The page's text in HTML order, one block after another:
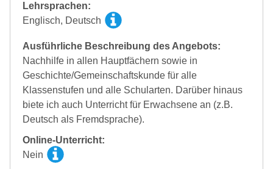
Lehrsprachen:
Englisch, Deutsch
Ausführliche Beschreibung des Angebots:
Nachhilfe in allen Hauptfächern sowie in
Geschichte/Gemeinschaftskunde für alle
Klassenstufen und alle Schularten. Darüber hinaus
biete ich auch Unterricht für Erwachsene an (z.B.
Deutsch als Fremdsprache).
Online-Unterricht:
Nein